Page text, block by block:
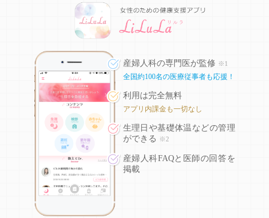
産婦人科の専門医が監修 ※1
全国約100名の医療従事者も応援！
利用は完全無料
アプリ内課金も一切なし
生理日や基礎体温などの管理
ができる
※2
産婦人科FAQと医師の回答を
掲載